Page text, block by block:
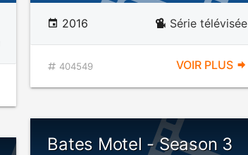
2016 Série télévisée
404549 VOIR PLUS
Bates Motel - Season 3